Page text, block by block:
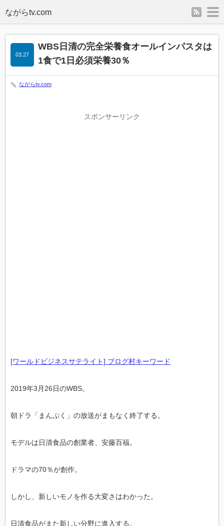
rss
WBS日清の完全栄養食オールインパスタは
1食で1日必須栄養30％
03.27
ながらtv.com
スポンサーリンク
[ワールドビジネスサテライト] ブログ村キーワード
2019年3月26日のWBS。
朝ドラ「まんぷく」の放送がまもなく終了する。
モデルは日清食品の創業者、安藤百福。
ドラマの70％が創作。
しかし、新しいモノを作る大変さはわかった。
日清食品がまた新しい分野に進入する。